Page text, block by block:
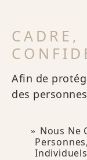
CADRE,
Afin de
des
Nous Ne
Individuels